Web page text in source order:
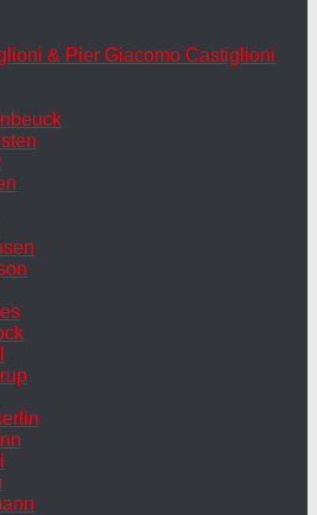
& Pier Giacomo Castiglioni